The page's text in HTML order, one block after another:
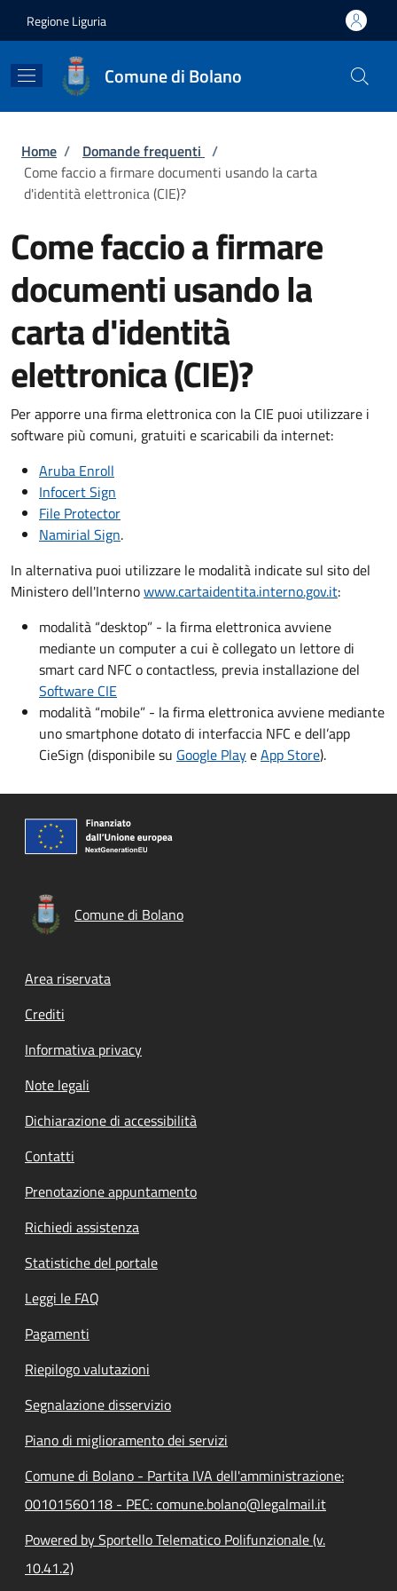
Regione Liguria
Comune di Bolano
Briciole di pane
Home / Domande frequenti /
Come faccio a firmare documenti usando la carta
d'identità elettronica (CIE)?
Come faccio a firmare
documenti usando la
carta d'identità
elettronica (CIE)?
Per apporre una firma elettronica con la CIE puoi utilizzare i
software più comuni, gratuiti e scaricabili da internet:
Aruba Enroll
Infocert Sign
File Protector
Namirial Sign.
In alternativa puoi utilizzare le modalità indicate sul sito del
Ministero dell'Internowww.cartaidentita.interno.gov.it:
modalità “desktop” - la firma elettronica avviene
mediante un computer a cui è collegato un lettore di
smart card NFC o contactless, previa installazione del
Software CIE
modalità “mobile” - la firma elettronica avviene mediante
uno smartphone dotato di interfaccia NFC e dell’app
CieSign (disponibile su Google PlayeApp Store).
Comune di Bolano
Footer menu
Area riservata
Crediti
Informativa privacy
Note legali
Dichiarazione di accessibilità
Contatti
Prenotazione appuntamento
Richiedi assistenza
Statistiche del portale
Leggi le FAQ
Pagamenti
Riepilogo valutazioni
Segnalazione disservizio
Piano di miglioramento dei servizi
Comune di Bolano - Partita IVA dell'amministrazione:
00101560118 - PEC: comune.bolano@legalmail.it
Powered by Sportello Telematico Polifunzionale (v.
10.41.2)